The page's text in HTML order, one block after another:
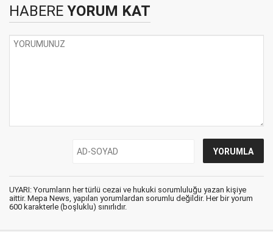
HABERE YORUM KAT
UYARI: Yorumların her türlü cezai ve hukuki sorumluluğu yazan kişiye
aittir. Mepa News, yapılan yorumlardan sorumlu değildir. Her bir yorum
600 karakterle (boşluklu) sınırlıdır.